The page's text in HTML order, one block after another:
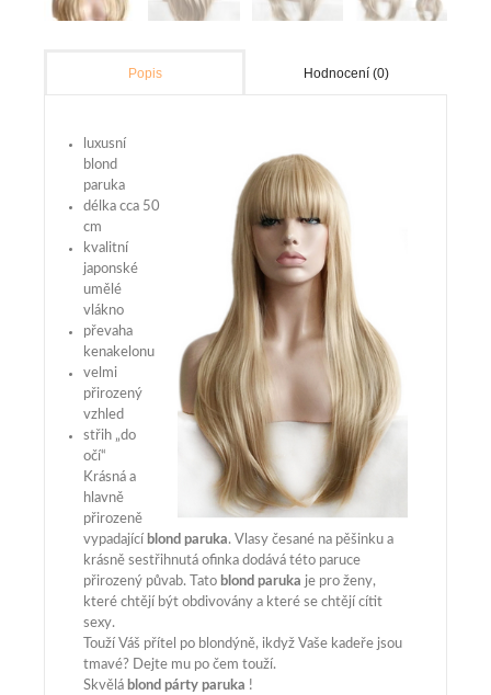
Popis Hodnocení (0)
luxusní
blond
paruka
délka cca 50
cm
kvalitní
japonské
umělé
vlákno
převaha
kenakelonu
velmi
přirozený
vzhled
střih „do
očí“
Krásná a
hlavně
přirozeně
vypadající blond paruka. Vlasy česané na pěšinku a
krásně sestřihnutá ofinka dodává této paruce
přirozený půvab. Tato blond paruka je pro ženy,
které chtějí být obdivovány a které se chtějí cítit
sexy.
Touží Váš přítel po blondýně, ikdyž Vaše kadeře jsou
tmavé? Dejte mu po čem touží.
Skvělá blond párty paruka !